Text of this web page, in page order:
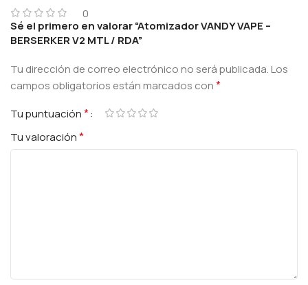
0
Sé el primero en valorar “Atomizador VANDY VAPE –
BERSERKER V2 MTL / RDA”
Tu dirección de correo electrónico no será publicada.Los
campos obligatorios están marcados con*
Tu puntuación*
Tu valoración*